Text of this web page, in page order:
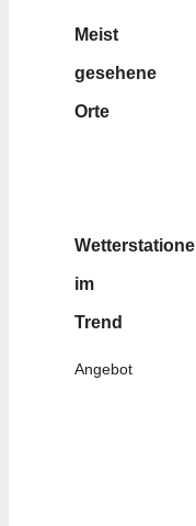
Meist
gesehene
Orte
im
Trend
Angebot